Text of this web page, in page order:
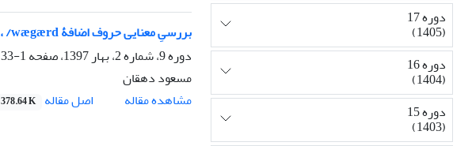
بررسیِ معنایی حروف اضافۀ læ//، /wæ/ ، /wægærd/ و /wæpi/ در کردی براساس رویکرد شناختی
دوره 9، شماره 2، بهار 1397، صفحه
1-33
مسعود دهقان
مشاهده مقاله
اصل مقاله 378.64 K
دوره 17
(1405)
دوره 16
(1404)
دوره 15
(1403)